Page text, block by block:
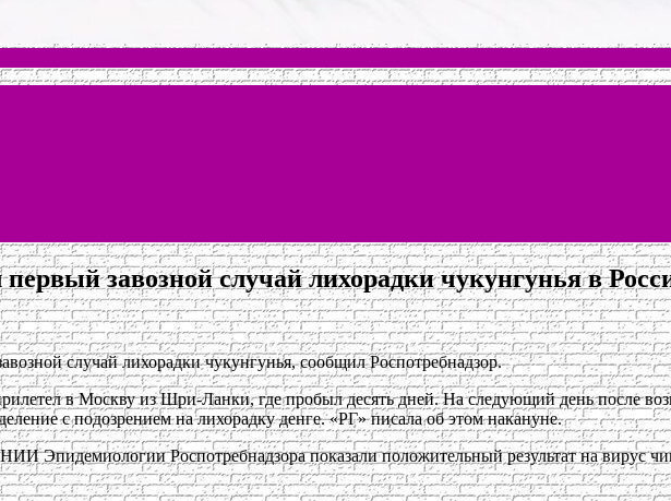
завозной случай лихорадки чукунгунья в
случай лихорадки чукунгунья, сообщил Роспотребнадзор.
в Москву из Шри-Ланки, где пробыл десять дней. На следующий день после
с подозрением на лихорадку денге. «РГ» писала об этом накануне.
Эпидемиологии Роспотребнадзора показали положительный результат на вирус